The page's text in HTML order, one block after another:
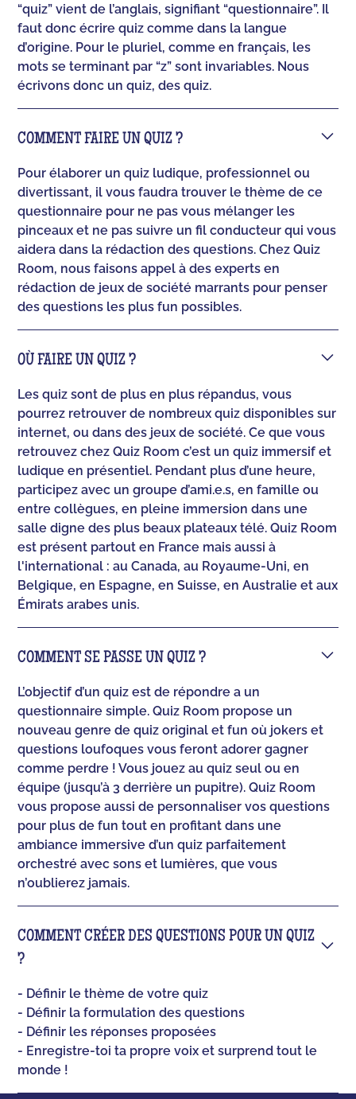
“quiz” vient de l’anglais, signifiant “questionnaire”. Il
faut donc écrire quiz comme dans la langue
d’origine. Pour le pluriel, comme en français, les
mots se terminant par “z” sont invariables. Nous
écrivons donc un quiz, des quiz.
COMMENT FAIRE UN QUIZ ?
Pour élaborer un quiz ludique, professionnel ou
divertissant, il vous faudra trouver le thème de ce
questionnaire pour ne pas vous mélanger les
pinceaux et ne pas suivre un fil conducteur qui vous
aidera dans la rédaction des questions. Chez Quiz
Room, nous faisons appel à des experts en
rédaction de jeux de société marrants pour penser
des questions les plus fun possibles.
OÙ FAIRE UN QUIZ ?
Les quiz sont de plus en plus répandus, vous
pourrez retrouver de nombreux quiz disponibles sur
internet, ou dans des jeux de société. Ce que vous
retrouvez chez Quiz Room c’est un quiz immersif et
ludique en présentiel. Pendant plus d’une heure,
participez avec un groupe d’ami.e.s, en famille ou
entre collègues, en pleine immersion dans une
salle digne des plus beaux plateaux télé. Quiz Room
est présent partout en France mais aussi à
l'international : au Canada, au Royaume-Uni, en
Belgique, en Espagne, en Suisse, en Australie et aux
Émirats arabes unis.
COMMENT SE PASSE UN QUIZ ?
L’objectif d’un quiz est de répondre a un
questionnaire simple. Quiz Room propose un
nouveau genre de quiz original et fun où jokers et
questions loufoques vous feront adorer gagner
comme perdre ! Vous jouez au quiz seul ou en
équipe (jusqu’à 3 derrière un pupitre). Quiz Room
vous propose aussi de personnaliser vos questions
pour plus de fun tout en profitant dans une
ambiance immersive d’un quiz parfaitement
orchestré avec sons et lumières, que vous
n’oublierez jamais.
COMMENT CRÉER DES QUESTIONS POUR UN QUIZ
?
- Définir le thème de votre quiz
- Définir la formulation des questions
- Définir les réponses proposées
- Enregistre-toi ta propre voix et surprend tout le
monde !